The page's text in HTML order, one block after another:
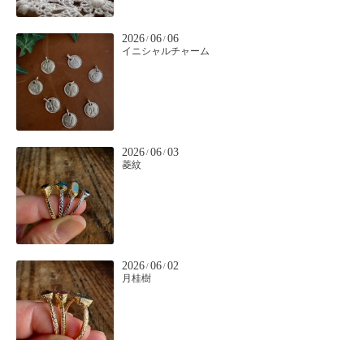
2026 / 06 / 06
イニシャルチャーム
2026 / 06 / 03
菱紋
2026 / 06 / 02
月桂樹